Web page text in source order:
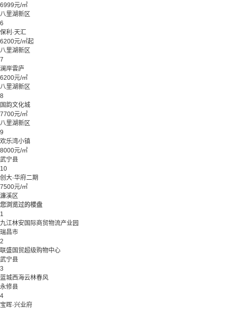
6999元/㎡
八里湖新区
6
保利·天汇
6200元/㎡起
八里湖新区
7
澜岸雲庐
6200元/㎡
八里湖新区
8
国韵文化城
7700元/㎡
八里湖新区
9
欢乐湾小镇
8000元/㎡
武宁县
10
创大·华府二期
7500元/㎡
濂溪区
您浏览过的楼盘
1
九江林安国际商贸物流产业园
瑞昌市
2
联盛国贸超级购物中心
武宁县
3
蓝城西海云林春风
永修县
4
宝晖·兴业府